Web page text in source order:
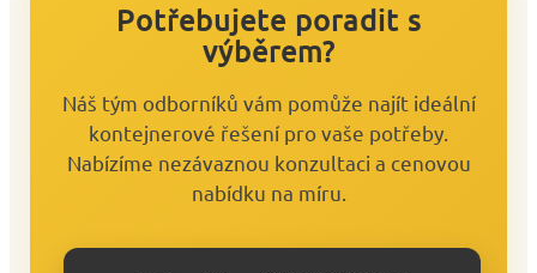
Potřebujete poradit s
výběrem?
Náš tým odborníků vám pomůže najít ideální
kontejnerové řešení pro vaše potřeby.
Nabízíme nezávaznou konzultaci a cenovou
nabídku na míru.